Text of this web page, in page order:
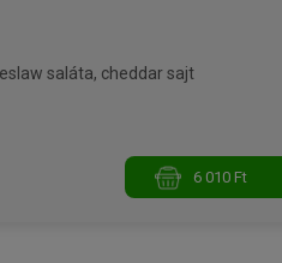
6 010 Ft